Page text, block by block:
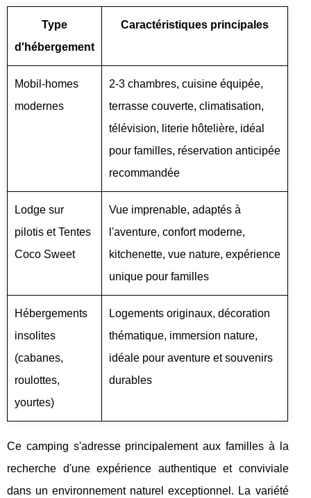
Type
d'hébergement
Caractéristiques principales
Mobil-homes
modernes
2-3 chambres, cuisine équipée,
terrasse couverte, climatisation,
télévision, literie hôtelière, idéal
pour familles, réservation anticipée
recommandée
Lodge sur
pilotis et Tentes
Coco Sweet
Vue imprenable, adaptés à
l'aventure, confort moderne,
kitchenette, vue nature, expérience
unique pour familles
Hébergements
insolites
(cabanes,
roulottes,
yourtes)
Logements originaux, décoration
thématique, immersion nature,
idéale pour aventure et souvenirs
durables
Ce camping s'adresse principalement aux familles à la
recherche d'une expérience authentique et conviviale
dans un environnement naturel exceptionnel. La variété